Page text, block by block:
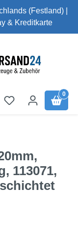
(Festland) |
& Kreditkarte
0
113071,